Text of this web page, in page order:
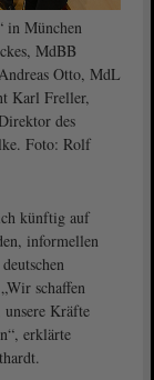
in München
MdBB
Otto, MdL
Karl Freller,
des
Foto: Rolf
künftig auf
informellen
schaffen
Kräfte
erklärte